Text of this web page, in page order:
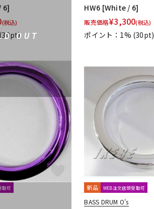
OUT
6]
(税込)
HW6 [White / 6]
販売価格¥3,300(税込)
ポイント：1% (30pt)
取可 新品 WEB注文店頭受取可
BASS DRUM O's